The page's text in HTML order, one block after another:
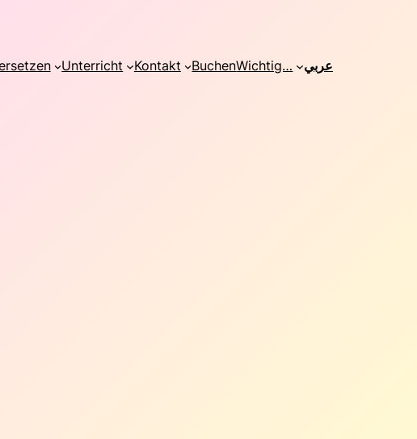
Unterricht Kontakt BuchenWichtig… عربي